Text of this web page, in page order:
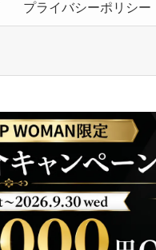
プライバシーポリシー